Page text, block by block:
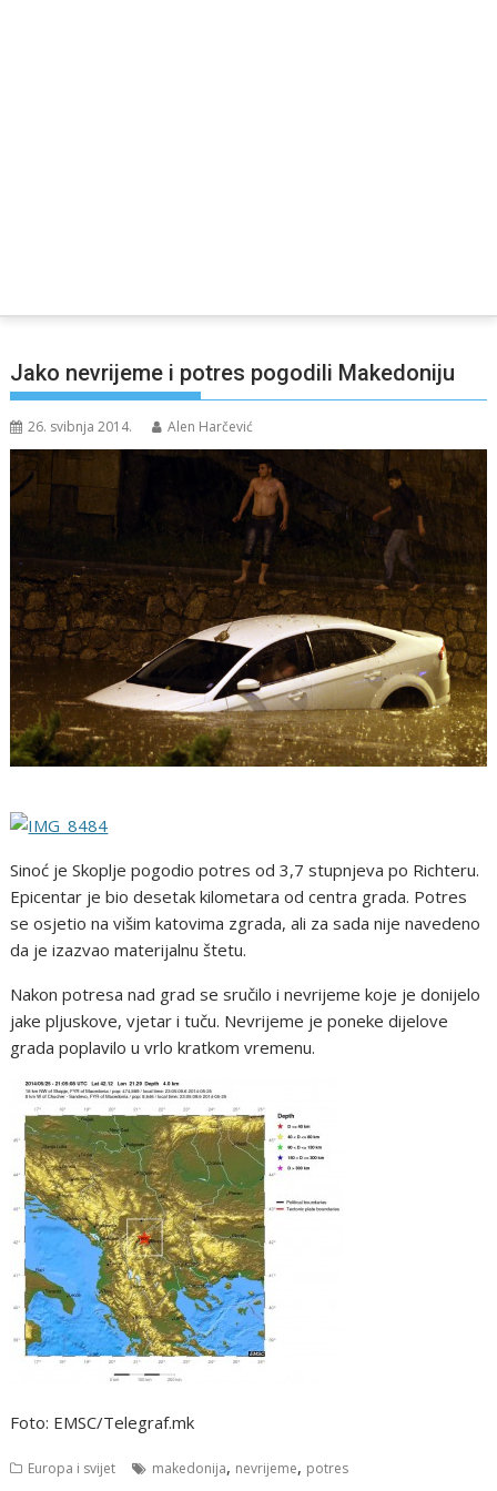
Jako nevrijeme i potres pogodili Makedoniju
26. svibnja 2014. Alen Harčević
Sinoć je Skoplje pogodio potres od 3,7 stupnjeva po Richteru.
Epicentar je bio desetak kilometara od centra grada. Potres
se osjetio na višim katovima zgrada, ali za sada nije navedeno
da je izazvao materijalnu štetu.
Nakon potresa nad grad se sručilo i nevrijeme koje je donijelo
jake pljuskove, vjetar i tuču. Nevrijeme je poneke dijelove
grada poplavilo u vrlo kratkom vremenu.
Foto: EMSC/Telegraf.mk
Europa i svijet makedonija, nevrijeme, potres